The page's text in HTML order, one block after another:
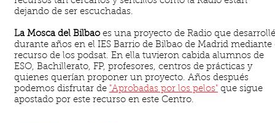
dejando de ser escuchadas.
La Mosca del Bilbaoes una proyecto de Radio que desarrollé
durante años en el IES Barrio de Bilbao de Madrid mediante
recurso de los podsat. En ella tuvieron cabida alumnos de
ESO, Bachillerato, FP, profesores, centros de prácticas y
quienes querían proponer un proyecto. Años después
podemos disfrutar de "Aprobadas por los pelos" que sigue
apostado por este recurso en este Centro.